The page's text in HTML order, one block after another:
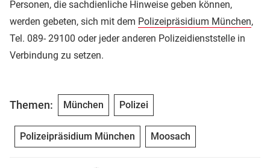
Personen, die sachdienliche Hinweise geben können,
werden gebeten, sich mit dem Polizeipräsidium München,
Tel. 089- 29100 oder jeder anderen Polizeidienststelle in
Verbindung zu setzen.
Themen: München Polizei
Polizeipräsidium München Moosach